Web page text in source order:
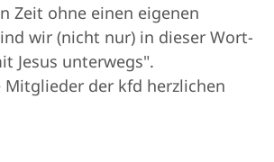
Zeit ohne einen eigenen
wir (nicht nur) in dieser Wort-
Jesus unterwegs".
Mitglieder der kfd herzlichen